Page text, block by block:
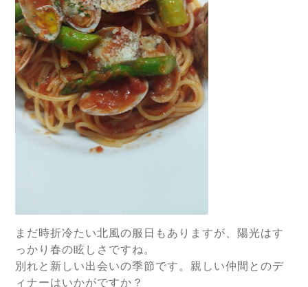
まだ時折冷たい北風の服日もありますが、陽光はす
っかり春の眩しさですね。
別れと新しい出会いの季節です。親しい仲間とのデ
ィナーはいかがですか？